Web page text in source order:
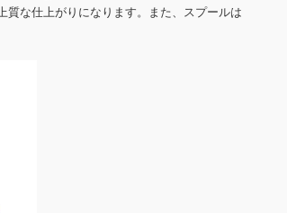
質な仕上がりになります。また、スプールは